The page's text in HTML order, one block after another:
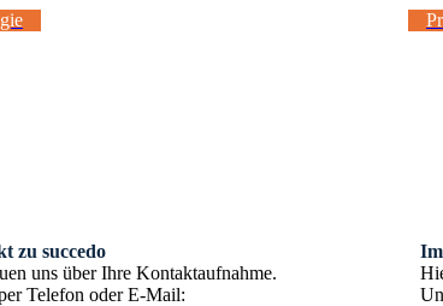
zu succedo
uns über Ihre Kontaktaufnahme.
Telefon oder E-Mail: